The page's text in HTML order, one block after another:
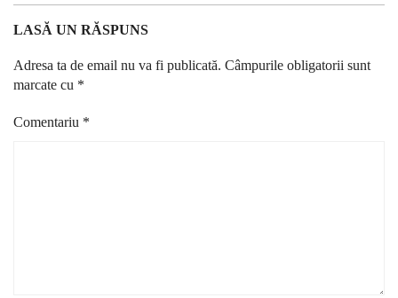
LASĂ UN RĂSPUNS
Adresa ta de email nu va fi publicată. Câmpurile obligatorii sunt
marcate cu *
Comentariu *